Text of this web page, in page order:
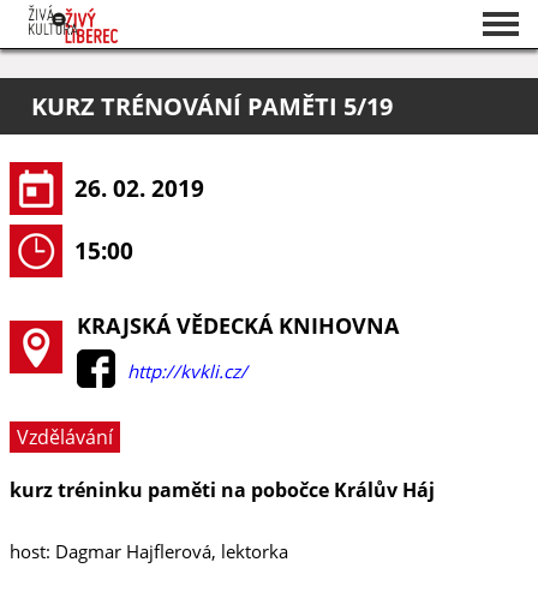
O projektu
Pořadatelé
KURZ TRÉNOVÁNÍ PAMĚTI 5/19
26. 02. 2019
15:00
KRAJSKÁ VĚDECKÁ KNIHOVNA
http://kvkli.cz/
Vzdělávání
kurz tréninku paměti na pobočce Králův Háj
host: Dagmar Hajflerová, lektorka